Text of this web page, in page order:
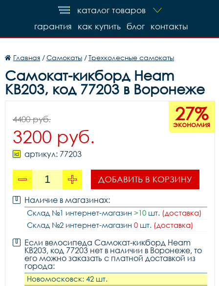
каталог товаров
контакты
блог
как купить
гарантия
Главная /Самокаты /Трехколесные самокаты
Самокат-кикборд Heam
KB203, код 77203 в Воронеже
27%
экономия
4400 руб.
3200 руб.
артикул: 77203
ДОБАВИТЬ В КОРЗИНУ
Наличие в магазинах:
Склад №1 интернет-магазин >10 шт. (доставка)
Склад №2 интернет-магазин 0 шт. (доставка)
Если велосипеда Самокат-кикборд Heam
KB203, код 77203 нет в наличии в Воронеже, то
его можно заказать с платной доставкой из
города:
Новомосковск: 42 шт.